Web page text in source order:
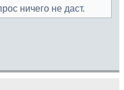
ничего не даст.